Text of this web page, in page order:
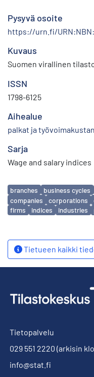
Pysyvä osoite
https://urn.fi/
Kuvaus
Suomen virallinen
ISSN
1798-6125
Aihealue
palkat ja
Sarja
Wage and salary indices
Avainsanat
branches business cycles
companies
corporations
firms
indices industries
Tietueen kaikki
Tietopalvelu
029 551 2220 (arkisin
info@stat.fi